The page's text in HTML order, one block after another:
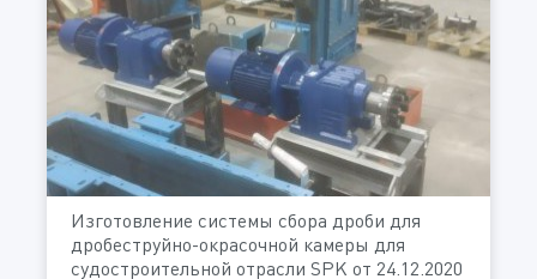
Изготовление системы сбора дроби для
дробеструйно-окрасочной камеры для
судостроительной отрасли SPK от 24.12.2020